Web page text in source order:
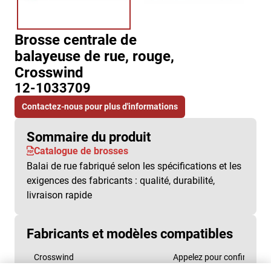
Brosse centrale de
balayeuse de rue, rouge,
Crosswind
12-1033709
Contactez-nous pour plus d'informations
Sommaire du produit
Catalogue de brosses
Balai de rue fabriqué selon les spécifications et les
exigences des fabricants : qualité, durabilité,
livraison rapide
Fabricants et modèles compatibles
Crosswind Appelez pour confirmer